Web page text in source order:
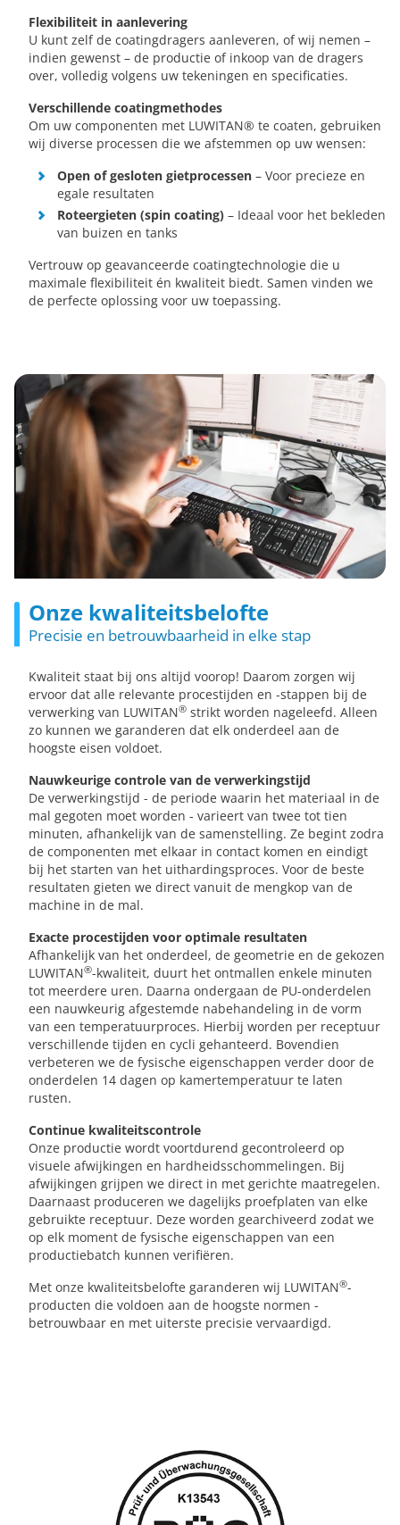
Flexibiliteit in aanlevering
U kunt zelf de coatingdragers aanleveren, of wij nemen –
indien gewenst – de productie of inkoop van de dragers
over, volledig volgens uw tekeningen en specificaties.
Verschillende coatingmethodes
Om uw componenten met LUWITAN® te coaten, gebruiken
wij diverse processen die we afstemmen op uw wensen:
Open of gesloten gietprocessen – Voor precieze en
egale resultaten
Roteergieten (spin coating) – Ideaal voor het bekleden
van buizen en tanks
Vertrouw op geavanceerde coatingtechnologie die u
maximale flexibiliteit én kwaliteit biedt. Samen vinden we
de perfecte oplossing voor uw toepassing.
Onze kwaliteitsbelofte
Precisie en betrouwbaarheid in elke stap
Kwaliteit staat bij ons altijd voorop! Daarom zorgen wij
ervoor dat alle relevante procestijden en -stappen bij de
verwerking van LUWITAN® strikt worden nageleefd. Alleen
zo kunnen we garanderen dat elk onderdeel aan de
hoogste eisen voldoet.
Nauwkeurige controle van de verwerkingstijd
De verwerkingstijd - de periode waarin het materiaal in de
mal gegoten moet worden - varieert van twee tot tien
minuten, afhankelijk van de samenstelling. Ze begint zodra
de componenten met elkaar in contact komen en eindigt
bij het starten van het uithardingsproces. Voor de beste
resultaten gieten we direct vanuit de mengkop van de
machine in de mal.
Exacte procestijden voor optimale resultaten
Afhankelijk van het onderdeel, de geometrie en de gekozen
LUWITAN®-kwaliteit, duurt het ontmallen enkele minuten
tot meerdere uren. Daarna ondergaan de PU-onderdelen
een nauwkeurig afgestemde nabehandeling in de vorm
van een temperatuurproces. Hierbij worden per receptuur
verschillende tijden en cycli gehanteerd. Bovendien
verbeteren we de fysische eigenschappen verder door de
onderdelen 14 dagen op kamertemperatuur te laten
rusten.
Continue kwaliteitscontrole
Onze productie wordt voortdurend gecontroleerd op
visuele afwijkingen en hardheidsschommelingen. Bij
afwijkingen grijpen we direct in met gerichte maatregelen.
Daarnaast produceren we dagelijks proefplaten van elke
gebruikte receptuur. Deze worden gearchiveerd zodat we
op elk moment de fysische eigenschappen van een
productiebatch kunnen verifiëren.
Met onze kwaliteitsbelofte garanderen wij LUWITAN®-
producten die voldoen aan de hoogste normen -
betrouwbaar en met uiterste precisie vervaardigd.